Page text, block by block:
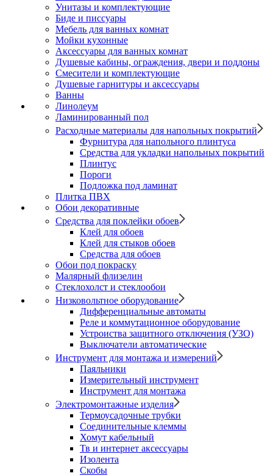
Унитазы и комплектующие
Биде и писсуары
Мебель для ванных комнат
Мойки кухонные
Аксессуары для ванных комнат
Душевые кабины, ограждения, двери и поддоны
Смесители и комплектующие
Душевые гарнитуры и аксессуары
Ванны
Линолеум
Ламинированный пол
Расходные материалы для напольных покрытий
Фурнитура для напольного плинтуса
Средства для укладки напольных покрытий
Плинтус
Пороги
Подложка под ламинат
Плитка ПВХ
Обои декоративные
Средства для поклейки обоев
Клей для обоев
Клей для стыков обоев
Средства для обоев
Обои под покраску
Малярный флизелин
Стеклохолст и стеклообои
Низковольтное оборудование
Дифференциальные автоматы
Реле и коммутационное оборудование
Устроиства защитного отключения (УЗО)
Выключатели автоматические
Инструмент для монтажа и измерений
Паяльники
Измерительный инструмент
Инструмент для монтажа
Электромонтажные изделия
Термоусадочные трубки
Соединительные клеммы
Хомут кабельный
Тв и интернет аксессуары
Изолента
Скобы